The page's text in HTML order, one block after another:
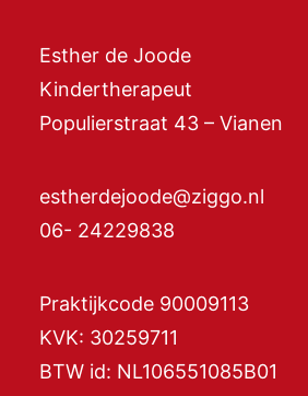
Esther de Joode
Kindertherapeut
Populierstraat 43 – Vianen
estherdejoode@ziggo.nl
06- 24229838
Praktijkcode 90009113
KVK: 30259711
BTW id: NL106551085B01